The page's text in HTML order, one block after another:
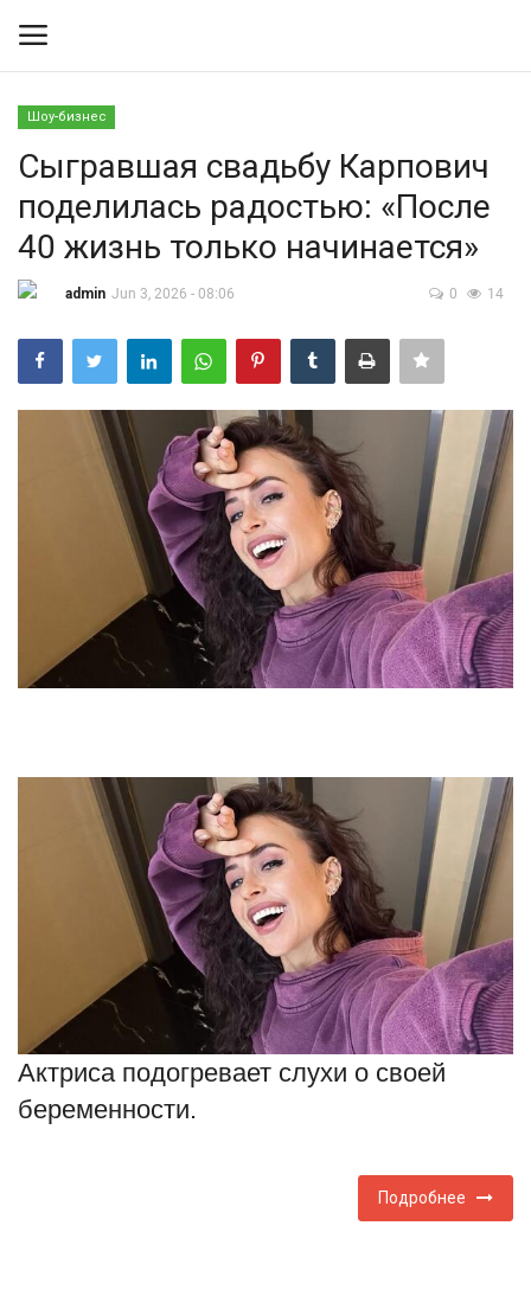
Контакты
Экономика
Технологии
Недвижимость
Авто
Образование
Шоу-бизнес
Язык
English Русский
Шоу-бизнес
Сыгравшая свадьбу Карпович
поделилась радостью: «После
40 жизнь только начинается»
admin Jun 3, 2026 - 08:06 0 14
Актриса подогревает слухи о своей
беременности.
Подробнее